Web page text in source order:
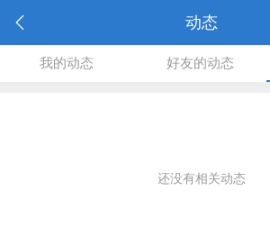
动态
我的动态 好友的动态
还没有相关动态